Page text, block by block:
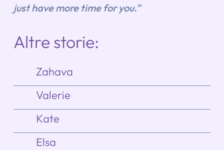
just have more time for you.”
Altre storie:
Zahava
Valerie
Kate
Elsa